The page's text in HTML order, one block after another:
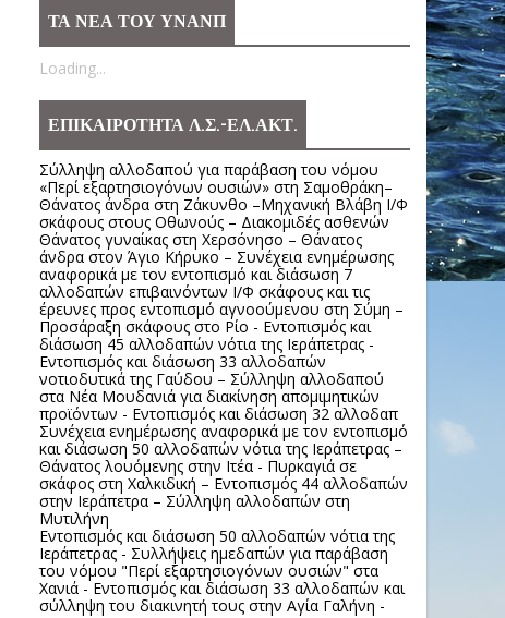
ΤΑ ΝΕΑ ΤΟΥ ΥΝΑΝΠ
Loading...
ΕΠΙΚΑΙΡΟΤΗΤΑ Λ.Σ.-ΕΛ.ΑΚΤ.
Σύλληψη αλλοδαπού για παράβαση του νόμου
«Περί εξαρτησιογόνων ουσιών» στη Σαμοθράκη–
Θάνατος άνδρα στη Ζάκυνθο –Μηχανική Βλάβη Ι/Φ
σκάφους στους Οθωνούς – Διακομιδές ασθενών
Θάνατος γυναίκας στη Χερσόνησο – Θάνατος
άνδρα στον Άγιο Κήρυκο – Συνέχεια ενημέρωσης
αναφορικά με τον εντοπισμό και διάσωση 7
αλλοδαπών επιβαινόντων Ι/Φ σκάφους και τις
έρευνες προς εντοπισμό αγνοούμενου στη Σύμη –
Προσάραξη σκάφους στο Ρίο - Εντοπισμός και
διάσωση 45 αλλοδαπών νότια της Ιεράπετρας -
Εντοπισμός και διάσωση 33 αλλοδαπών
νοτιοδυτικά της Γαύδου – Σύλληψη αλλοδαπού
στα Νέα Μουδανιά για διακίνηση απομιμητικών
προϊόντων - Εντοπισμός και διάσωση 32 αλλοδαπ
Συνέχεια ενημέρωσης αναφορικά με τον εντοπισμό
και διάσωση 50 αλλοδαπών νότια της Ιεράπετρας –
Θάνατος λουόμενης στην Ιτέα - Πυρκαγιά σε
σκάφος στη Χαλκιδική – Εντοπισμός 44 αλλοδαπών
στην Ιεράπετρα – Σύλληψη αλλοδαπών στη
Μυτιλήνη
Εντοπισμός και διάσωση 50 αλλοδαπών νότια της
Ιεράπετρας - Συλλήψεις ημεδαπών για παράβαση
του νόμου "Περί εξαρτησιογόνων ουσιών" στα
Χανιά - Εντοπισμός και διάσωση 33 αλλοδαπών και
σύλληψη του διακινητή τους στην Αγία Γαλήνη -